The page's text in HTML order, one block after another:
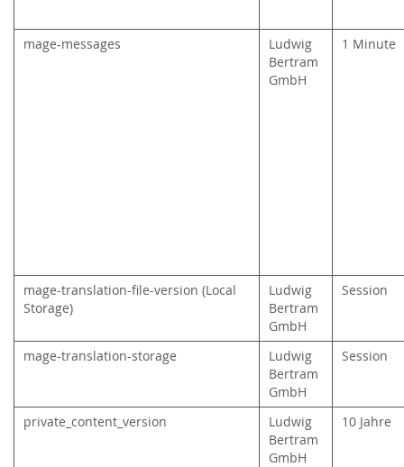
mage-messages
Ludwig
Bertram
GmbH
1 Minute
mage-translation-file-version (Local
Storage)
Ludwig
Bertram
GmbH
Session
mage-translation-storage
Ludwig
Bertram
GmbH
Session
private_content_version
Ludwig
Bertram
GmbH
10 Jahre